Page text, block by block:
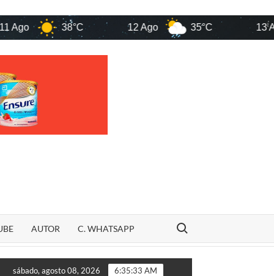
38°C 12 Ago 35°C 13 Ago
AUTOR C. WHATSAPP
Search for:
Veja quem são os candidatos ao Senado pelo Maranhão em
sábado, agosto 08, 2026 6:35:34 AM